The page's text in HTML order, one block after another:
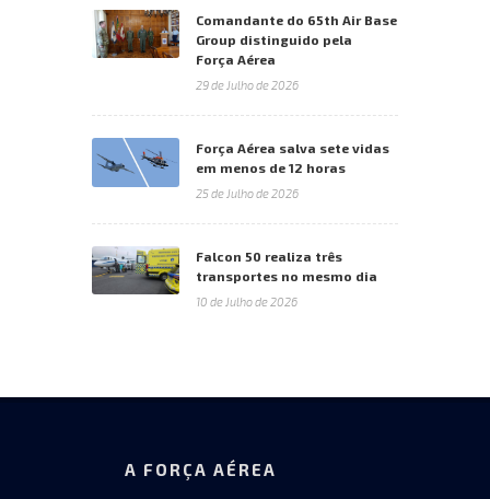
Comandante do 65th Air Base
Group distinguido pela
Força Aérea
29 de Julho de 2026
Força Aérea salva sete vidas
em menos de 12 horas
25 de Julho de 2026
Falcon 50 realiza três
transportes no mesmo dia
10 de Julho de 2026
A FORÇA AÉREA